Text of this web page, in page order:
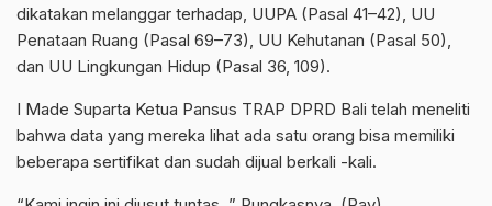
dikatakan melanggar terhadap, UUPA (Pasal 41–42), UU
Penataan Ruang (Pasal 69–73), UU Kehutanan (Pasal 50),
dan UU Lingkungan Hidup (Pasal 36, 109).
I Made Suparta Ketua Pansus TRAP DPRD Bali telah meneliti
bahwa data yang mereka lihat ada satu orang bisa memiliki
beberapa sertifikat dan sudah dijual berkali -kali.